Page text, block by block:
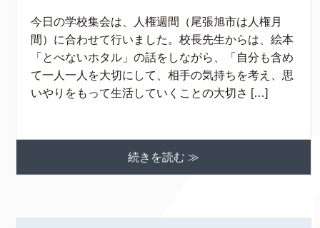
今日の学校集会は、人権週間（尾張旭市は人権月
間）に合わせて行いました。校長先生からは、絵本
「とべないホタル」の話をしながら、「自分も含め
て一人一人を大切にして、相手の気持ちを考え、思
いやりをもって生活していくことの大切さ […]
続きを読む ≫